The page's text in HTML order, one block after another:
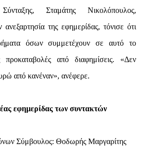
Σταμάτης Νικολόπουλος,
της εφημερίδας, τόνισε ότι
όσων συμμετέχουν σε αυτό το
προκαταβολές από διαφημίσεις. «Δεν
από κανέναν», ανέφερε.
εφημερίδας των συντακτών
Σύμβουλος: Θοδωρής Μαργαρίτης